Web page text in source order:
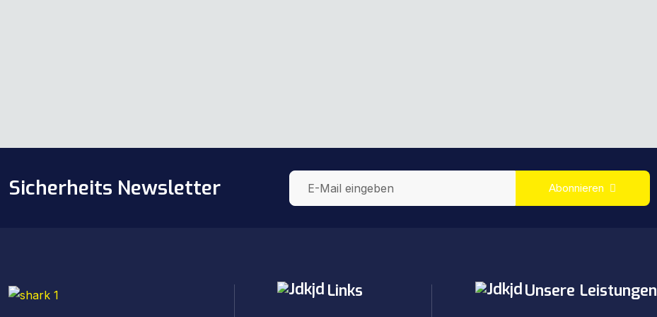
Sicherheits Newsletter Abonnieren
Links Unsere Leistungen